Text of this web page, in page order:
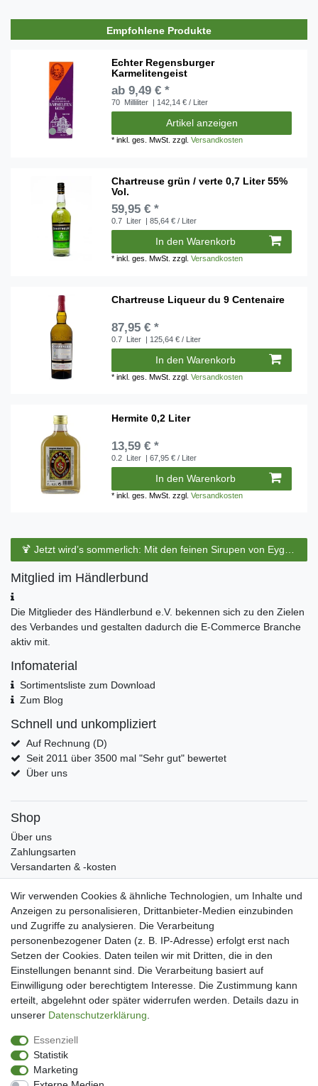
Empfohlene Produkte
Echter Regensburger
Karmelitengeist
ab 9,49 € *
70 Milliliter | 142,14 € / Liter
Artikel anzeigen
*inkl. ges. MwSt. zzgl.Versandkosten
Chartreuse grün / verte 0,7 Liter 55%
Vol.
59,95 € *
0.7 Liter | 85,64 € / Liter
In den Warenkorb
*inkl. ges. MwSt. zzgl.Versandkosten
Chartreuse Liqueur du 9 Centenaire
87,95 € *
0.7 Liter | 125,64 € / Liter
In den Warenkorb
*inkl. ges. MwSt. zzgl.Versandkosten
Hermite 0,2 Liter
13,59 € *
0.2 Liter | 67,95 € / Liter
In den Warenkorb
*inkl. ges. MwSt. zzgl.Versandkosten
🍹 Jetzt wird’s sommerlich: Mit den feinen Sirupen von Eyguebelle entstehen erfrischende Cocktails und köstliche Sommerdrinks.
Mitglied im Händlerbund
Die Mitglieder des Händlerbund e.V. bekennen sich zu den Zielen
des Verbandes und gestalten dadurch die E-Commerce Branche
aktiv mit.
Infomaterial
Sortimentsliste zum Download
Zum Blog
Schnell und unkompliziert
Auf Rechnung (D)
Seit 2011 über 3500 mal "Sehr gut" bewertet
Über uns
Shop
Über uns
Zahlungsarten
Versandarten & -kosten
Widerrufsrecht
Warenkorb
Zur Kasse
Mein Konto
Kundenkonto eröffnen
Im Kundenkonto anmelden
Wunschliste
Service
Datenschutzerklärung
AGB
Impressum
Wir verwenden Cookies & ähnliche Technologien, um Inhalte und
Anzeigen zu personalisieren, Drittanbieter-Medien einzubinden
und Zugriffe zu analysieren. Die Verarbeitung
personenbezogener Daten (z. B. IP-Adresse) erfolgt erst nach
Setzen der Cookies. Daten teilen wir mit Dritten, die in den
Einstellungen benannt sind. Die Verarbeitung basiert auf
Einwilligung oder berechtigtem Interesse. Die Zustimmung kann
erteilt, abgelehnt oder später widerrufen werden. Details dazu in
unserer Daten­schutz­erklärung
Essenziell
Statistik
Marketing